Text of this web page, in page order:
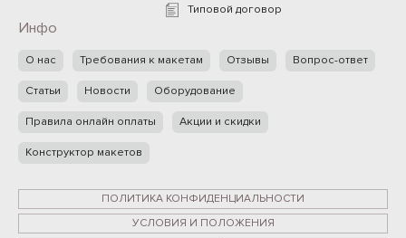
Типовой договор
Инфо
О нас Требования к макетам Отзывы Вопрос-ответ
Статьи Новости Оборудование
Правила онлайн оплаты Акции и скидки
Конструктор макетов
ПОЛИТИКА КОНФИДЕНЦИАЛЬНОСТИ
УСЛОВИЯ И ПОЛОЖЕНИЯ